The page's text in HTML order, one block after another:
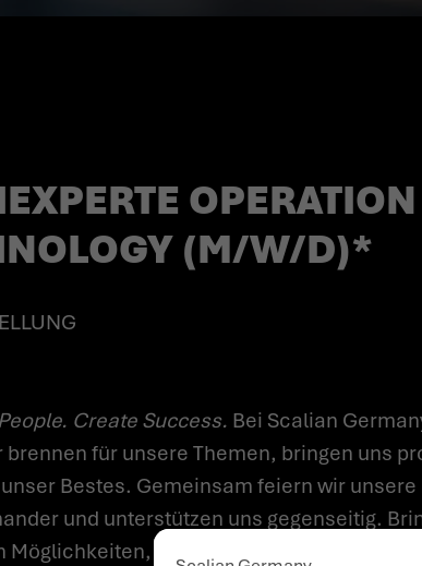
OPERATION
(M/W/D)*
Create Success. Bei Scalian
brennen für unsere Themen, bringen uns
Bestes. Gemeinsam feiern wir
und unterstützen uns gegenseitig.
Möglichkeiten, Dich individuell